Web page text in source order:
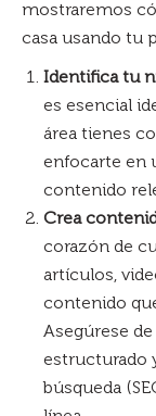
mostraremos
casa usando tu
Identifica tu
es esencial
área tienes
enfocarte en
contenido
Crea
corazón de
artículos,
contenido
Asegúrese
estructurado
búsqueda